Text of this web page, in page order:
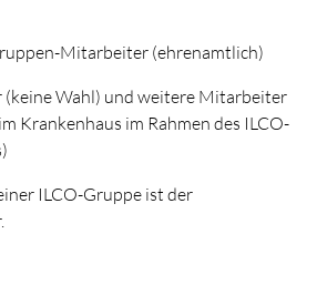
Mitarbeiter (ehrenamtlich)
(keine Wahl) und weitere Mitarbeiter
Krankenhaus im Rahmen des ILCO-
ILCO-Gruppe ist der